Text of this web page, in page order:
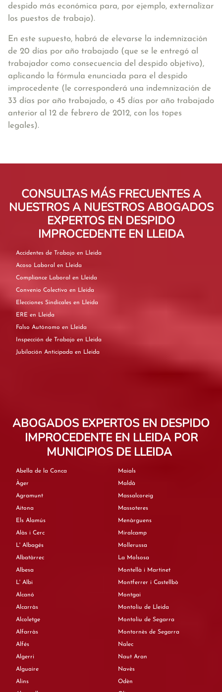
despido más económica para, por ejemplo, externalizar
los puestos de trabajo).
En este supuesto, habrá de elevarse la indemnización
de 20 días por año trabajado (que se le entregó al
trabajador como consecuencia del despido objetivo),
aplicando la fórmula enunciada para el despido
improcedente (le corresponderá una indemnización de
33 días por año trabajado, o 45 días por año trabajado
anterior al 12 de febrero de 2012, con los topes
legales).
CONSULTAS MÁS FRECUENTES A
NUESTROS A NUESTROS ABOGADOS
EXPERTOS EN DESPIDO
IMPROCEDENTE EN LLEIDA
Accidentes de Trabajo en Lleida
Acoso Laboral en Lleida
Compliance Laboral en Lleida
Convenio Colectivo en Lleida
Elecciones Sindicales en Lleida
ERE en Lleida
Falso Autónomo en Lleida
Inspección de Trabajo en Lleida
Jubilación Anticipada en Lleida
ABOGADOS EXPERTOS EN DESPIDO
IMPROCEDENTE EN LLEIDA POR
MUNICIPIOS DE LLEIDA
Abella de la Conca
Àger
Agramunt
Aitona
Els Alamús
Alàs i Cerc
L' Albagés
Albatàrrec
Albesa
L' Albi
Alcanó
Alcarràs
Alcoletge
Alfarràs
Alfés
Algerri
Alguaire
Alins
Maials
Maldà
Massalcoreig
Massoteres
Menàrguens
Miralcamp
Mollerussa
La Molsosa
Montellà i Martinet
Montferrer i Castellbò
Montgai
Montoliu de Lleida
Montoliu de Segarra
Montornès de Segarra
Nalec
Naut Aran
Navès
Odèn